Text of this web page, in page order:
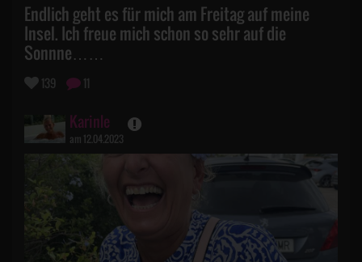
Endlich geht es für mich am Freitag auf meine
Insel. Ich freue mich schon so sehr auf die
Sonnne……
139 11
Karinle
am 12.04.2023